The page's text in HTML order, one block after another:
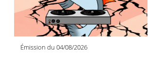
Émission du 04/08/2026